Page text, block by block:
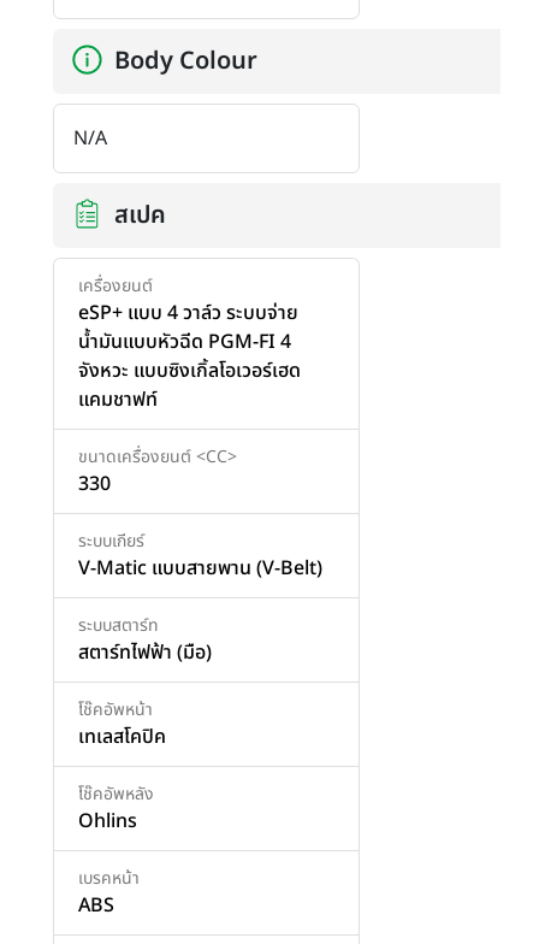
Body Colour
N/A
สเปค
เครื่องยนต์
eSP+ แบบ 4 วาล์ว ระบบจ่าย
น้ำมันแบบหัวฉีด PGM-FI 4
จังหวะ แบบซิงเกิ้ลโอเวอร์เฮด
แคมชาฟท์
ขนาดเครื่องยนต์ <CC>
330
ระบบเกียร์
V-Matic แบบสายพาน (V-Belt)
ระบบสตาร์ท
สตาร์ทไฟฟ้า (มือ)
โช๊คอัพหน้า
เทเลสโคปิค
โช๊คอัพหลัง
Ohlins
เบรคหน้า
ABS